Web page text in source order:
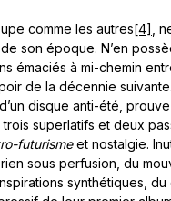
comme les autres[4]
,
son époque. N’en
émaciés à mi-chemin
de la décennie suivante.
disque anti-été,
superlatifs et deux
futurismeet nostalgie.
sous perfusion, du
synthétiques, du